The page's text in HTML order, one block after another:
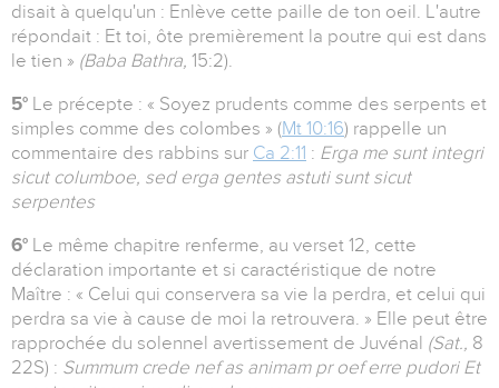
disait à quelqu'un : Enlève cette paille de ton oeil. L'autre
répondait : Et toi, ôte premièrement la poutre qui est dans
le tien » (Baba Bathra, 15:2).
5° Le précepte : « Soyez prudents comme des serpents et
simples comme des colombes » (Mt 10:16) rappelle un
commentaire des rabbins sur Ca 2:11 : Erga me sunt integri
sicut columboe, sed erga gentes astuti sunt sicut
serpentes
6° Le même chapitre renferme, au verset 12, cette
déclaration importante et si caractéristique de notre
Maître : « Celui qui conservera sa vie la perdra, et celui qui
perdra sa vie à cause de moi la retrouvera. » Elle peut être
rapprochée du solennel avertissement de Juvénal (Sat., 8
22S) : Summum crede nef as animam pr oef erre pudori Et